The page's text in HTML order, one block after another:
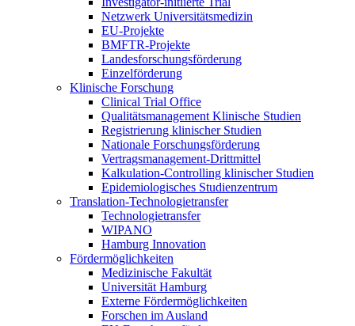
Netzwerk Universitätsmedizin
EU-Projekte
BMFTR-Projekte
Landesforschungsförderung
Einzelförderung
Klinische Forschung
Clinical Trial Office
Qualitätsmanagement Klinische Studien
Registrierung klinischer Studien
Nationale Forschungsförderung
Vertragsmanagement-Drittmittel
Kalkulation-Controlling klinischer Studien
Epidemiologisches Studienzentrum
Translation-Technologietransfer
Technologietransfer
WIPANO
Hamburg Innovation
Fördermöglichkeiten
Medizinische Fakultät
Universität Hamburg
Externe Fördermöglichkeiten
Forschen im Ausland